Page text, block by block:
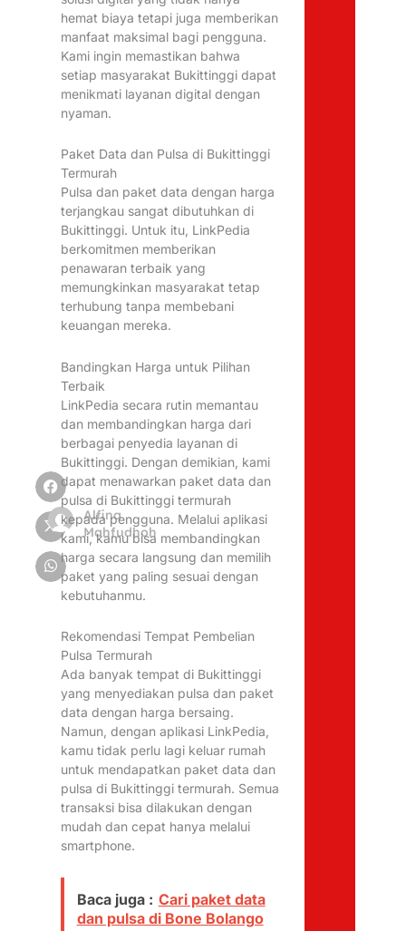
Alfina
Mahfudhoh
hemat biaya tetapi juga memberikan
manfaat maksimal bagi pengguna.
Kami ingin memastikan bahwa
setiap masyarakat Bukittinggi dapat
menikmati layanan digital dengan
nyaman.
Paket Data dan Pulsa di Bukittinggi
Termurah
Pulsa dan paket data dengan harga
terjangkau sangat dibutuhkan di
Bukittinggi. Untuk itu, LinkPedia
berkomitmen memberikan
penawaran terbaik yang
memungkinkan masyarakat tetap
terhubung tanpa membebani
keuangan mereka.
Bandingkan Harga untuk Pilihan
Terbaik
LinkPedia secara rutin memantau
dan membandingkan harga dari
berbagai penyedia layanan di
Bukittinggi. Dengan demikian, kami
dapat menawarkan paket data dan
pulsa di Bukittinggi termurah
kepada pengguna. Melalui aplikasi
kami, kamu bisa membandingkan
harga secara langsung dan memilih
paket yang paling sesuai dengan
kebutuhanmu.
Rekomendasi Tempat Pembelian
Pulsa Termurah
Ada banyak tempat di Bukittinggi
yang menyediakan pulsa dan paket
data dengan harga bersaing.
Namun, dengan aplikasi LinkPedia,
kamu tidak perlu lagi keluar rumah
untuk mendapatkan paket data dan
pulsa di Bukittinggi termurah. Semua
transaksi bisa dilakukan dengan
mudah dan cepat hanya melalui
smartphone.
Baca juga : Cari paket data
dan pulsa di Bone Bolango